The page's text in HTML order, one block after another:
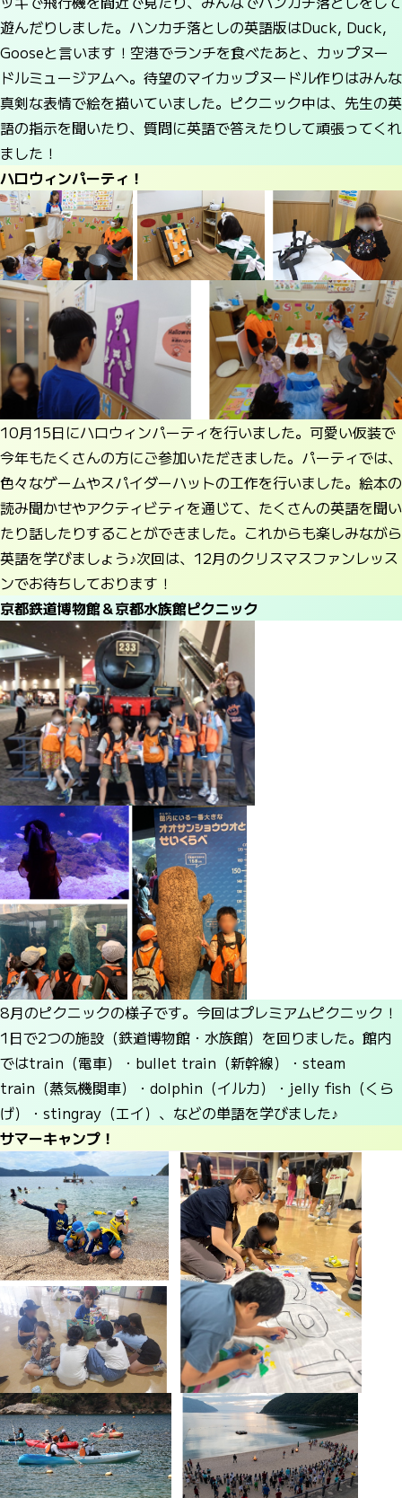
遊んだりしました。ハンカチ落としの英語版はDuck, Duck,
Gooseと言います！空港でランチを食べたあと、カップヌー
ドルミュージアムへ。待望のマイカップヌードル作りはみんな
真剣な表情で絵を描いていました。ピクニック中は、先生の英
語の指示を聞いたり、質問に英語で答えたりして頑張ってくれ
ました！
ハロウィンパーティ！
10月15日にハロウィンパーティを行いました。可愛い仮装で
今年もたくさんの方にご参加いただきました。パーティでは、
色々なゲームやスパイダーハットの工作を行いました。絵本の
読み聞かせやアクティビティを通じて、たくさんの英語を聞い
たり話したりすることができました。これからも楽しみながら
英語を学びましょう♪次回は、12月のクリスマスファンレッス
ンでお待ちしております！
京都鉄道博物館＆京都水族館ピクニック
8月のピクニックの様子です。今回はプレミアムピクニック！
1日で2つの施設（鉄道博物館・水族館）を回りました。館内
ではtrain（電車）・bullet train（新幹線）・steam
train（蒸気機関車）・dolphin（イルカ）・jelly fish（くら
げ）・stingray（エイ）、などの単語を学びました♪
サマーキャンプ！